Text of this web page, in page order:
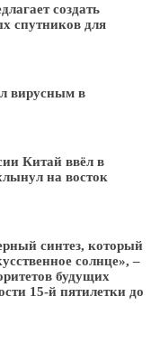
создать
спутников для
вирусным в
Китай ввёл в
на восток
синтез, который
солнце», –
будущих
15-й пятилетки до